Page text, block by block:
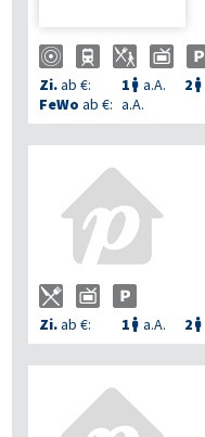
Zi.ab €: 1  a.A. 2 
FeWo ab €: a.A.
Zi.ab €: 1  a.A. 2 